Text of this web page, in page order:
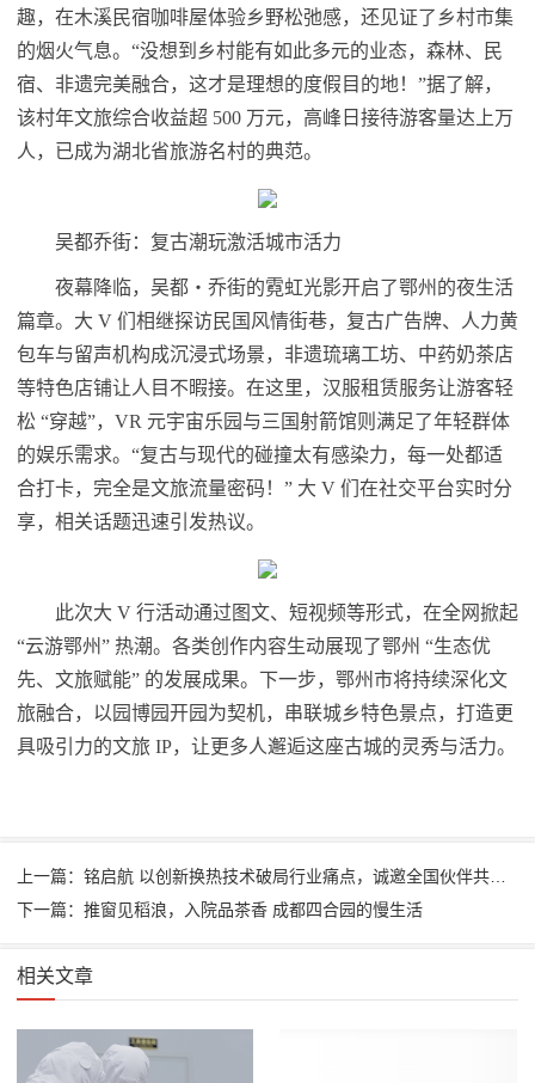
趣，在木溪民宿咖啡屋体验乡野松弛感，还见证了乡村市集
的烟火气息。“没想到乡村能有如此多元的业态，森林、民
宿、非遗完美融合，这才是理想的度假目的地！”据了解，
该村年文旅综合收益超 500 万元，高峰日接待游客量达上万
人，已成为湖北省旅游名村的典范。
吴都乔街：复古潮玩激活城市活力
夜幕降临，吴都・乔街的霓虹光影开启了鄂州的夜生活
篇章。大 V 们相继探访民国风情街巷，复古广告牌、人力黄
包车与留声机构成沉浸式场景，非遗琉璃工坊、中药奶茶店
等特色店铺让人目不暇接。在这里，汉服租赁服务让游客轻
松 “穿越”，VR 元宇宙乐园与三国射箭馆则满足了年轻群体
的娱乐需求。“复古与现代的碰撞太有感染力，每一处都适
合打卡，完全是文旅流量密码！” 大 V 们在社交平台实时分
享，相关话题迅速引发热议。
此次大 V 行活动通过图文、短视频等形式，在全网掀起
“云游鄂州” 热潮。各类创作内容生动展现了鄂州 “生态优
先、文旅赋能” 的发展成果。下一步，鄂州市将持续深化文
旅融合，以园博园开园为契机，串联城乡特色景点，打造更
具吸引力的文旅 IP，让更多人邂逅这座古城的灵秀与活力。
下一篇：推窗见稻浪，入院品茶香 成都四合园的慢生活
相关文章